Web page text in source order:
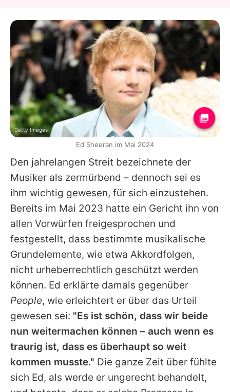
Den jahrelangen Streit bezeichnete der
Musiker als zermürbend – dennoch sei es
ihm wichtig gewesen, für sich einzustehen.
Bereits im Mai 2023 hatte ein Gericht ihn von
allen Vorwürfen freigesprochen und
festgestellt, dass bestimmte musikalische
Grundelemente, wie etwa Akkordfolgen,
nicht urheberrechtlich geschützt werden
können. Ed erklärte damals gegenüber
People, wie erleichtert er über das Urteil
gewesen sei: "Es ist schön, dass wir beide
nun weitermachen können – auch wenn es
traurig ist, dass es überhaupt so weit
kommen musste." Die ganze Zeit über fühlte
sich Ed, als werde er ungerecht behandelt,
Getty Images
Ed Sheeran im Mai 2024